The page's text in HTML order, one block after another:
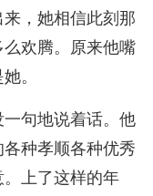
，她相信此刻那
欢腾。原来他嘴
。
句地说着话。他
种孝顺各种优秀
上了这样的年